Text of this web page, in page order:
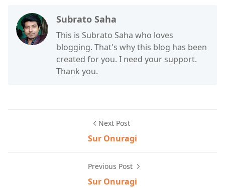
Subrato Saha
This is Subrato Saha who loves
blogging. That's why this blog has been
created for you. I need your support.
Thank you.
Next Post
Sur Onuragi
Previous Post
Sur Onuragi